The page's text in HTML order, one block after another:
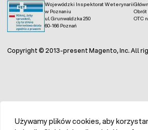
Wojewódzki Inspektorat Weterynarii
w Poznaniu
ul. Grunwaldzka 250
60-166 Poznań
OTC
Copyright © 2013-present Magento, Inc. All
Używamy plików cookies, aby